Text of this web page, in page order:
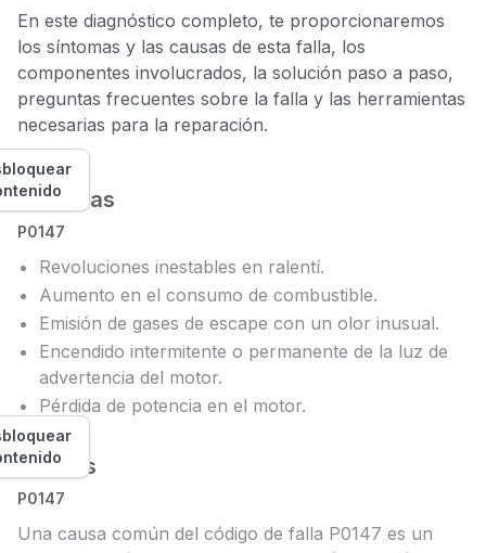
En este diagnóstico completo, te proporcionaremos
los síntomas y las causas de esta falla, los
componentes involucrados, la solución paso a paso,
preguntas frecuentes sobre la falla y las herramientas
necesarias para la reparación.
Síntomas
P0147
Revoluciones inestables en ralentí.
Aumento en el consumo de combustible.
Emisión de gases de escape con un olor inusual.
Encendido intermitente o permanente de la luz de
advertencia del motor.
Pérdida de potencia en el motor.
Causas
P0147
Una causa común del código de falla P0147 es un